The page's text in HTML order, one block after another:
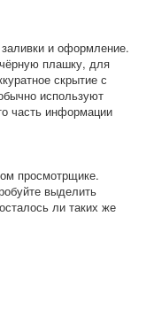
и оформление.
плашку, для
скрытие с
используют
часть информации
просмотрщике.
выделить
ли таких же